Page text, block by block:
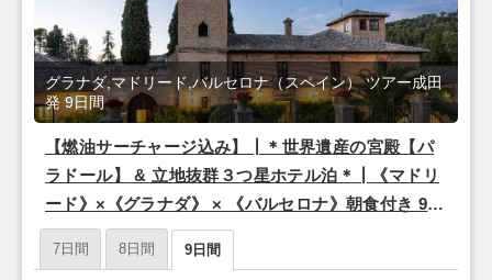
【燃油サーチャージ込み】┃＊世界遺産の宮殿【パ
ラドール】 & 立地抜群３つ星ホテル泊＊┃《マドリ
ード》×《グラナダ》 × 《バルセロナ》朝食付き 9日
間【成田発/カタール航空利用】
グラナダ,マドリード,バルセロナ（スペイン） ツアー成田
発 9日間
7日間 8日間 9日間